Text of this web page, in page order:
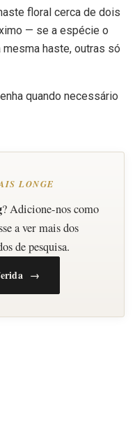
floral cerca de dois
— se a espécie o
haste, outras só
quando necessário
LONGE
? Adicione-nos como
a ver mais dos
de pesquisa.
→